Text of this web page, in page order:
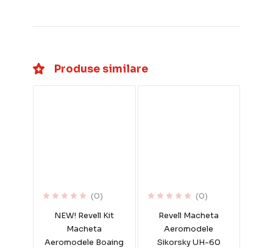
Produse similare
(0)
NEW! Revell Kit
Macheta
Aeromodele Boaing
(0)
Revell Macheta
Aeromodele
Sikorsky UH-60